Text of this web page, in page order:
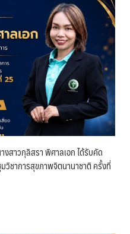
สาวกุลิสรา พิศาลเอก ได้รับคัด
วิชาการสุขภาพจิตนานาชาติ ครั้งที่